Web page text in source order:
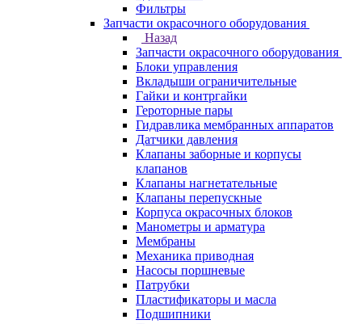
Фильтры
Запчасти окрасочного оборудования
Назад
Запчасти окрасочного оборудования
Блоки управления
Вкладыши ограничительные
Гайки и контргайки
Героторные пары
Гидравлика мембранных аппаратов
Датчики давления
Клапаны заборные и корпусы
клапанов
Клапаны нагнетательные
Клапаны перепускные
Корпуса окрасочных блоков
Манометры и арматура
Мембраны
Механика приводная
Насосы поршневые
Патрубки
Пластификаторы и масла
Подшипники